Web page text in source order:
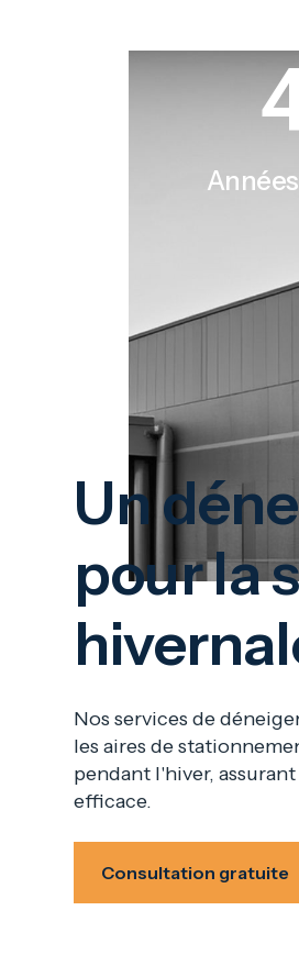
Un
pour la
Nos services de
les aires de
pendant l'hiver,
efficace.
Consultation gratuite